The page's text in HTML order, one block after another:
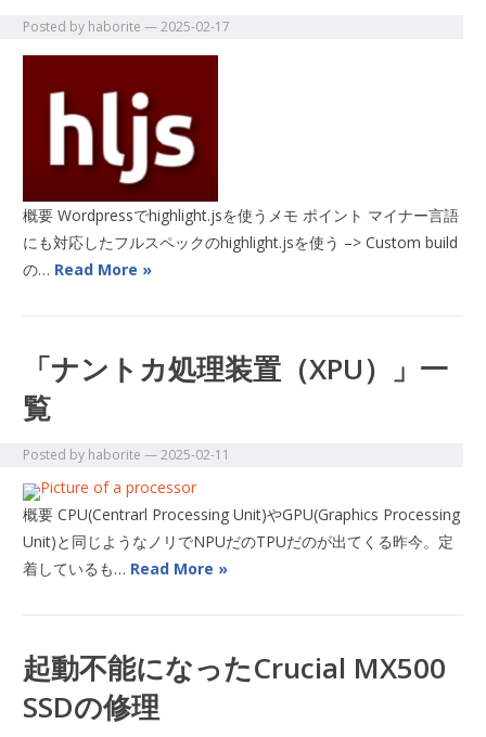
Posted by haborite —2025-02-17
概要 Wordpressでhighlight.jsを使うメモ ポイント マイナー言語
にも対応したフルスペックのhighlight.jsを使う –> Custom build
の… Read More »
「ナントカ処理装置（XPU）」一
覧
Posted by haborite —2025-02-11
概要 CPU(Centrarl Processing Unit)やGPU(Graphics Processing
Unit)と同じようなノリでNPUだのTPUだのが出てくる昨今。定
着しているも… Read More »
起動不能になったCrucial MX500
SSDの修理